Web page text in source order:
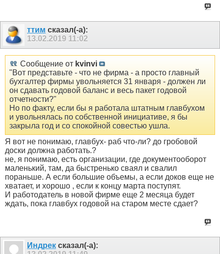
ттим сказал(-а):
13.02.2019 11:02
Сообщение от kvinvi
"Вот представьте - что не фирма - а просто главный
бухгалтер фирмы увольняется 31 января - должен ли
он сдавать годовой баланс и весь пакет годовой
отчетности?"
Но по факту, если бы я работала штатным главбухом
и увольнялась по собственной инициативе, я бы
закрыла год и со спокойной совестью ушла.
Я вот не понимаю, главбух- раб что-ли? до гробовой
доски должна работать.?
не, я понимаю, есть организации, где документооборот
маленький, там, да быстренько сваял и свалил
пораньше. А если большие объемы, а если доков еще не
хватает, и хорошо , если к концу марта поступят.
И работодатель в новой фирме еще 2 месяца будет
ждать, пока главбух годовой на старом месте сдает?
Индрек сказал(-а):